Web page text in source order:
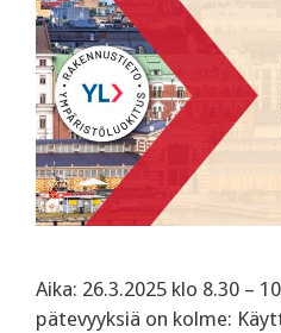
Aika: 26.3.2025 klo 8.30 –
pätevyyksiä on kolme: